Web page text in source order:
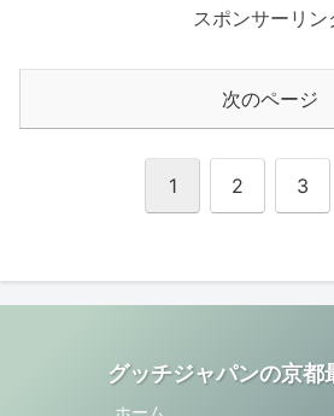
スポンサーリン
次のページ
1 2 3
グッチジャパンの京都